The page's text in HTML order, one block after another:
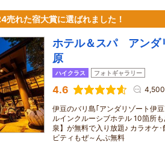
売れた宿大賞に選ばれました！
ホテル＆スパ アンダ
原
ハイクラス フォトギャラリー
4.6
伊豆のバリ島｢アンダリゾート伊
ルインクルーシブホテル 10箇所
泉】が無料で入り放題♪ カラオケ
ビティもぜ～んぶ無料